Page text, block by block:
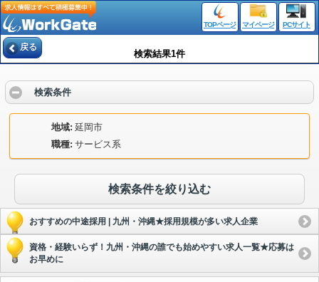
TOPページ マイページ PCサイト
戻る
検索結果1件
検索条件
地域 延岡市
職種 サービス系
検索条件を絞り込む
おすすめの中途採用 | 九州・沖縄★採用規模が多い求人企業
資格・経験いらず！九州・沖縄の誰でも始めやすい求人一覧★応募は
お早めに